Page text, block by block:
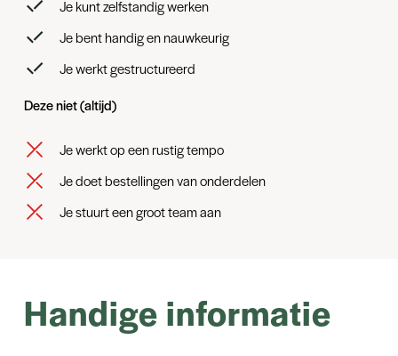
Je kunt zelfstandig werken
Je bent handig en nauwkeurig
Je werkt gestructureerd
Deze niet (altijd)
Je werkt op een rustig tempo
Je doet bestellingen van onderdelen
Je stuurt een groot team aan
Handige informatie